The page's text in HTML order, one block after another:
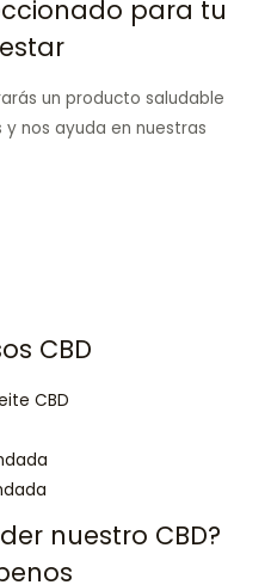
para tu
un producto saludable
nos ayuda en nuestras
CBD
CBD
nuestro CBD?